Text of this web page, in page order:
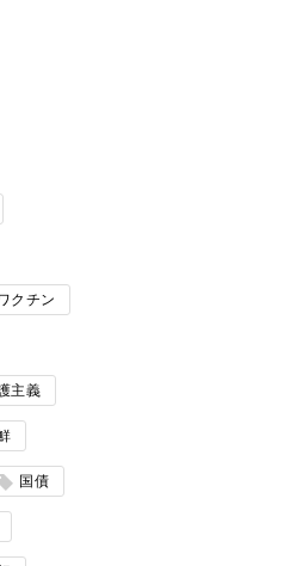
クチン
主義
国債